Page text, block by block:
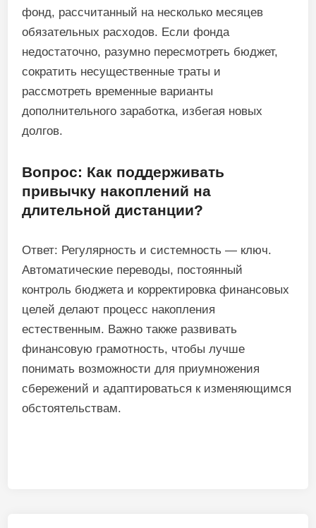
фонд, рассчитанный на несколько месяцев
обязательных расходов. Если фонда
недостаточно, разумно пересмотреть бюджет,
сократить несущественные траты и
рассмотреть временные варианты
дополнительного заработка, избегая новых
долгов.
Вопрос: Как поддерживать
привычку накоплений на
длительной дистанции?
Ответ: Регулярность и системность — ключ.
Автоматические переводы, постоянный
контроль бюджета и корректировка финансовых
целей делают процесс накопления
естественным. Важно также развивать
финансовую грамотность, чтобы лучше
понимать возможности для приумножения
сбережений и адаптироваться к изменяющимся
обстоятельствам.